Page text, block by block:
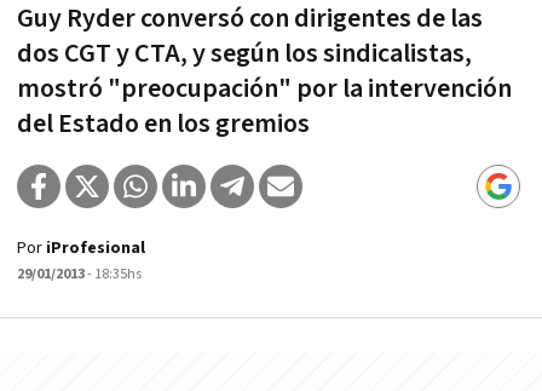
Guy Ryder conversó con dirigentes de las
dos CGT y CTA, y según los sindicalistas,
mostró "preocupación" por la intervención
del Estado en los gremios
Por iProfesional
29/01/2013- 18:35hs